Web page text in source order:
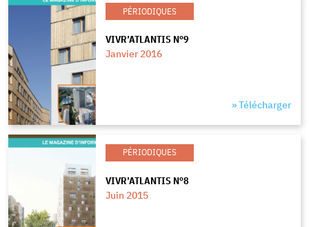
PÉRIODIQUES
VIVR’ATLANTIS N°9
Janvier 2016
» Télécharger
PÉRIODIQUES
VIVR’ATLANTIS N°8
Juin 2015